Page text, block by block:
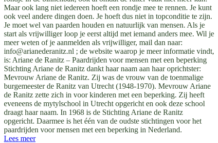
Maar ook lang niet iedereen hoeft een rondje mee te rennen. Je kunt
ook veel andere dingen doen. Je hoeft dus niet in topconditie te zijn.
Je moet wel van paarden houden en natuurlijk van mensen. Als je
start als vrijwilliger loop je eerst altijd met iemand anders mee. Wil je
meer weten of je aanmelden als vrijwilliger, mail dan naar:
info@arianederanitz.nl ; de website waarop je meer informatie vindt,
is: Ariane de Ranitz – Paardrijden voor mensen met een beperking
Stichting Ariane de Ranitz dankt haar naam aan haar oprichtster:
Mevrouw Ariane de Ranitz. Zij was de vrouw van de toenmalige
burgemeester de Ranitz van Utrecht (1948-1970). Mevrouw Ariane
de Ranitz zette zich in voor kinderen met een beperking. Zij heeft
eveneens de mytylschool in Utrecht opgericht en ook deze school
draagt haar naam. In 1968 is de Stichting Ariane de Ranitz
opgericht. Daarmee is het één van de oudste stichtingen voor het
paardrijden voor mensen met een beperking in Nederland.
Lees meer